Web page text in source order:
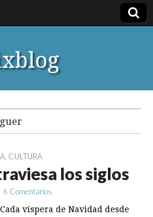
CULTURA
los siglos
6 Comentarios
Cada víspera de Navidad desde